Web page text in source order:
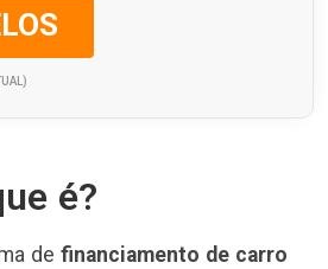
é?
de financiamento de carro